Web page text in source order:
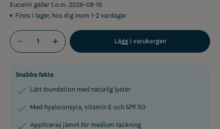
Eucerin gäller t.o.m. 2026-08-16
Finns i lager, hos dig inom 1-2 vardagar
Lägg i varukorgen
Snabba fakta
Lätt foundation med naturlig lyster
Med hyaluronsyra, vitamin E och SPF 50
Appliceras jämnt för medium täckning